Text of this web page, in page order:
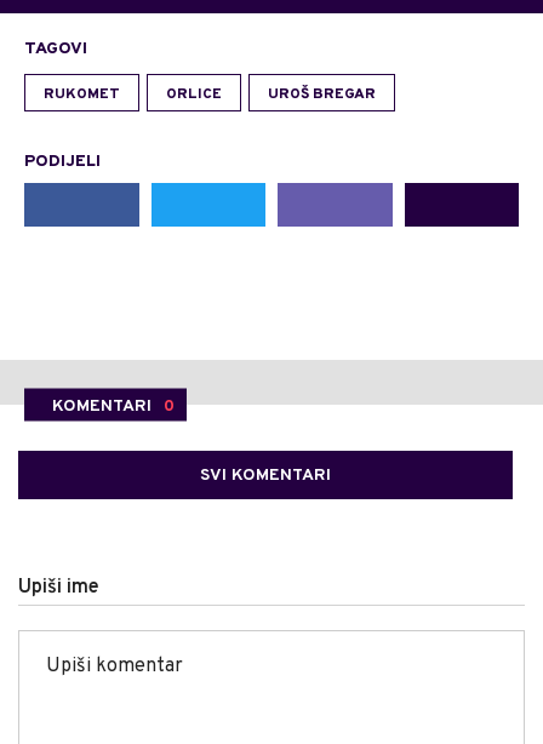
TAGOVI
RUKOMET ORLICE UROŠ BREGAR
PODIJELI
KOMENTARI 0
SVI KOMENTARI
Upiši ime